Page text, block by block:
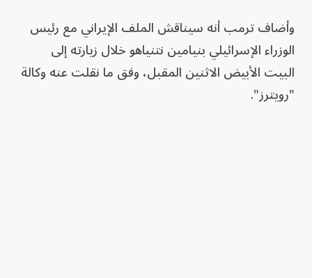
وأضاف ترمب أنه سيناقش الملف الإيراني مع رئيس
الوزراء الإسرائيلي بنيامين نتنياهو خلال زيارته إلى
البيت الأبيض الاثنين المقبل، وفق ما نقلت عنه وكالة
"رويترز".